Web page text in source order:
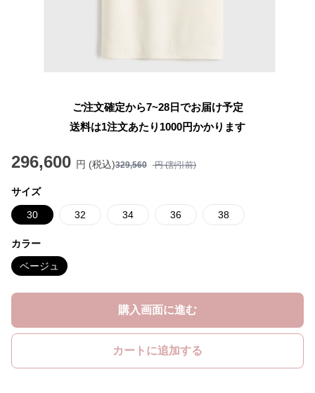
ご注文確定から7~28日でお届け予定
送料は1注文あたり 1000円かかります
296,600 円 (税込)329,560 円 (割引前)
サイズ
30 32 34 36 38
カラー
ベージュ
購入画面に進む
カートに追加する